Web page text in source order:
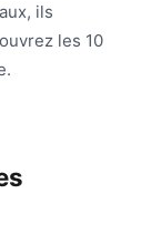
ils
les 10